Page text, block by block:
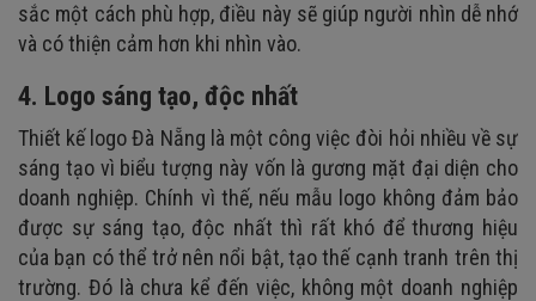
sắc một cách phù hợp, điều này sẽ giúp người nhìn dễ nhớ
và có thiện cảm hơn khi nhìn vào.
4. Logo sáng tạo, độc nhất
Thiết kế logo Đà Nẵng là một công việc đòi hỏi nhiều về sự
sáng tạo vì biểu tượng này vốn là gương mặt đại diện cho
doanh nghiệp. Chính vì thế, nếu mẫu logo không đảm bảo
được sự sáng tạo, độc nhất thì rất khó để thương hiệu
của bạn có thể trở nên nổi bật, tạo thế cạnh tranh trên thị
trường. Đó là chưa kể đến việc, không một doanh nghiệp